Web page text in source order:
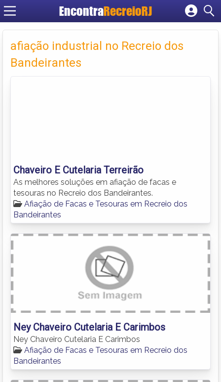
EncontraRecreioRJ
Cadastrar empresa
Criar conta
afiação industrial no Recreio dos
Bandeirantes
Chaveiro E Cutelaria Terreirão
As melhores soluções em afiação de facas e
tesouras no Recreio dos Bandeirantes.
Afiação de Facas e Tesouras em Recreio dos
Bandeirantes
Ney Chaveiro Cutelaria E Carimbos
Ney Chaveiro Cutelaria E Carimbos
Afiação de Facas e Tesouras em Recreio dos
Bandeirantes